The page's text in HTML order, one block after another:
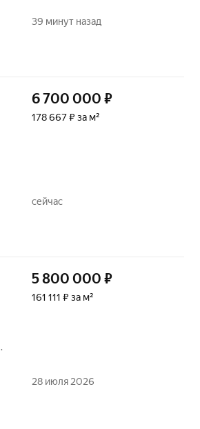
39 минут назад
6 700 000 ₽
178 667 ₽ за м²
сейчас
5 800 000 ₽
161 111 ₽ за м²
28 июля 2026